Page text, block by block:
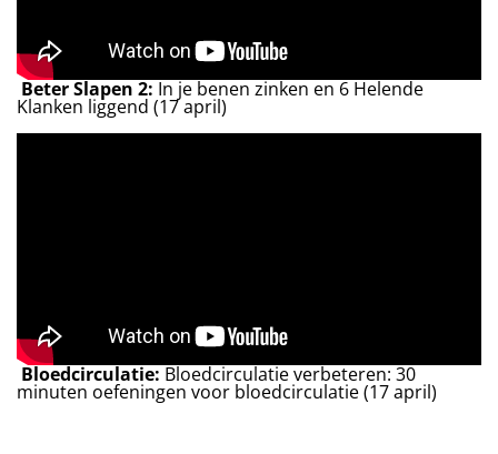
Beter Slapen 2: In je benen zinken en 6 Helende
Klanken liggend (17 april)
Bloedcirculatie: Bloedcirculatie verbeteren: 30
minuten oefeningen voor bloedcirculatie (17 april)